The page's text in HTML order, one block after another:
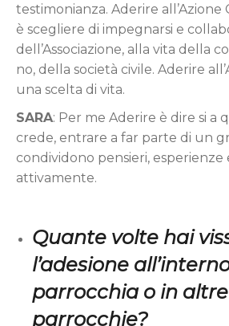
testimonianza. Aderire all’Azione
è scegliere di impegnarsi e
dell’Associazione, alla vita della
no, della società civile. Aderire
una scelta di vita.
SARA: Per me Aderire è dire si a
crede, entrare a far parte di un
condividono pensieri, esperienze
attivamente.
Quante volte hai
l’adesione
parrocchia o in altre
parrocchie?